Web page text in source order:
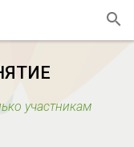
участникам